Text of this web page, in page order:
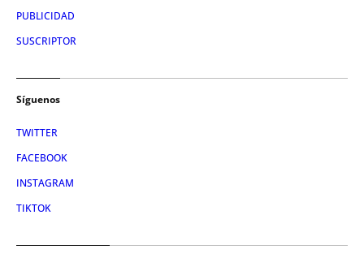
PUBLICIDAD
SUSCRIPTOR
Síguenos
TWITTER
FACEBOOK
INSTAGRAM
TIKTOK